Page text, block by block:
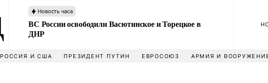
Новость часа
ВС России освободили Васютинское и Торецкое в
ДНР
РОССИЯ И США ПРЕЗИДЕНТ ПУТИН ЕВРОСОЮЗ АРМИЯ И